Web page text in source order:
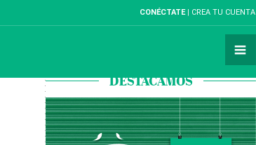
CONÉCTATE CREA TU CUENTA
DESTACAMOS